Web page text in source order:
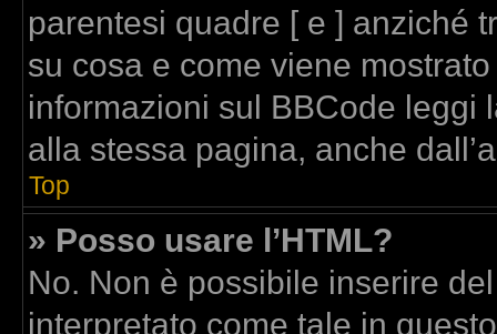
parentesi quadre [ e ] anziché
su cosa e come viene
informazioni sul BBCode leggi
alla stessa pagina, anche
Top
» Posso usare l’HTML?
No. Non è possibile inserire
interpretato come tale in